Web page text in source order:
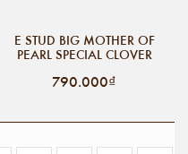
E STUD BIG MOTHER OF
PEARL SPECIAL CLOVER
790.000₫